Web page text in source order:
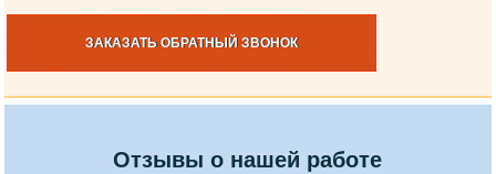
ЗАКАЗАТЬ ОБРАТНЫЙ ЗВОНОК
Отзывы о нашей работе